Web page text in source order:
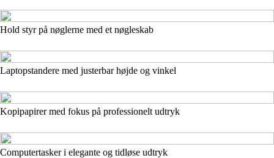
Hold styr på nøglerne med et nøgleskab
Laptopstandere med justerbar højde og vinkel
Kopipapirer med fokus på professionelt udtryk
Computertasker i elegante og tidløse udtryk